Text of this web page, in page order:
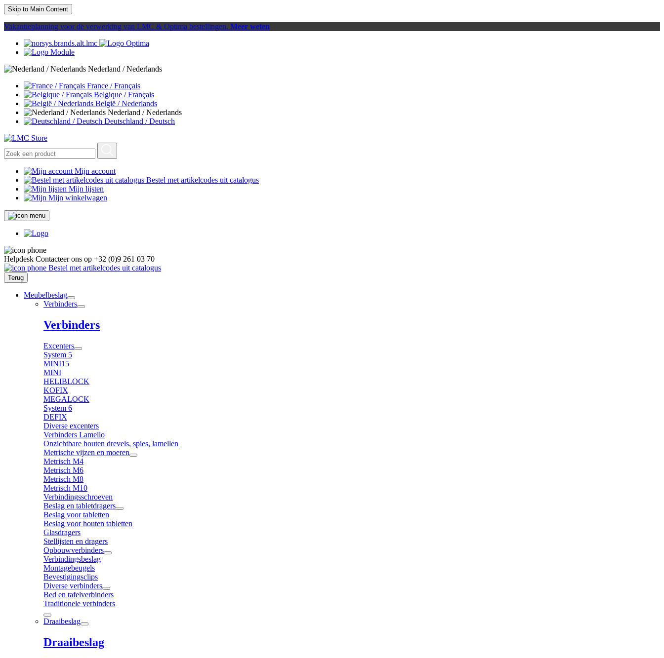
Skip to Main Content
Vakantieplanning voor de verwerking van LMC & Optima bestellingen. Meer weten
Nederland / Nederlands
France / Français
Belgique / Français
België / Nederlands
Nederland / Nederlands
Deutschland / Deutsch
Mijn account
Bestel met artikelcodes uit catalogus
Mijn lijsten
Mijn winkelwagen
Helpdesk Contacteer ons op +32 (0)9 261 03 70
Bestel met artikelcodes uit catalogus
Terug
Meubelbeslag
Verbinders
Verbinders
Excenters
System 5
MINI15
MINI
HELIBLOCK
KOFIX
MEGALOCK
System 6
DEFIX
Diverse excenters
Verbinders Lamello
Onzichtbare houten drevels, spies, lamellen
Metrische vijzen en moeren
Metrisch M4
Metrisch M6
Metrisch M8
Metrisch M10
Verbindingsschroeven
Beslag en tabletdragers
Beslag voor tabletten
Beslag voor houten tabletten
Glasdragers
Stellijsten en dragers
Opbouwverbinders
Verbindingsbeslag
Montagebeugels
Bevestigingsclips
Diverse verbinders
Bed en tafelverbinders
Traditionele verbinders
Draaibeslag
Draaibeslag